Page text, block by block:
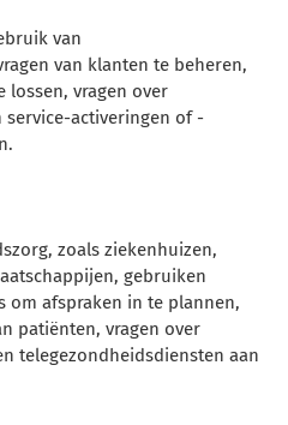
van
van klanten te beheren,
lossen, vragen over
activeringen of -
zoals ziekenhuizen,
gebruiken
om afspraken in te plannen,
patiënten, vragen over
telegezondheidsdiensten aan